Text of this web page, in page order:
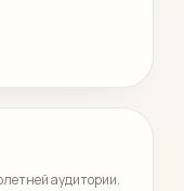
аудитории.